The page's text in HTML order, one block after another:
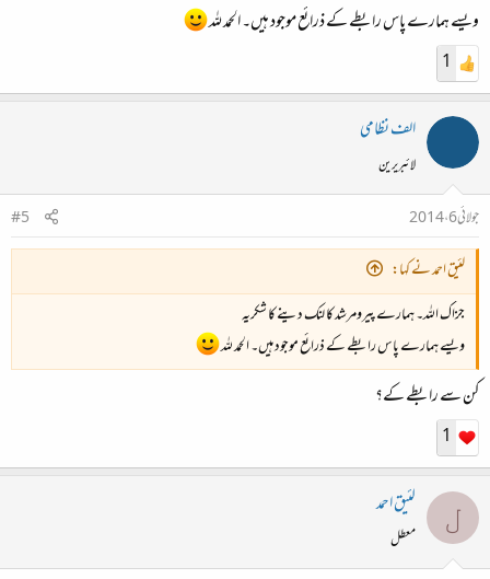
ویسے ہمارے پاس رابطے کے ذرائع موجود ہیں۔ الحمد للہ
1
الف نظامی
لائبریرین
جولائی 6، 2014
#5
لئیق احمد نے کہا:
جزاک اللہ۔ ہمارے پیرومرشد کا لنک دینے کا شکریہ
ویسے ہمارے پاس رابطے کے ذرائع موجود ہیں۔ الحمد للہ
کن سے رابطے کے؟
1
ل لئیق احمد
معطل